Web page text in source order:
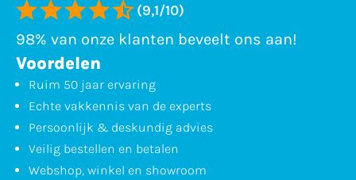
(9,1/10)
98% van onze klanten beveelt ons aan!
Voordelen
Ruim 50 jaar ervaring
Echte vakkennis van de experts
Persoonlijk & deskundig advies
Veilig bestellen en betalen
Webshop, winkel en showroom